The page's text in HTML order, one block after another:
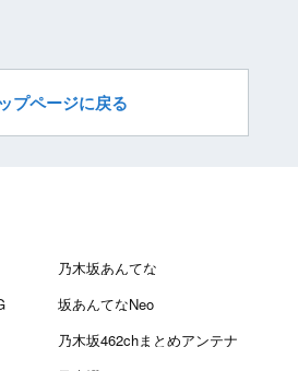
プページに戻る
乃木坂あんてな
坂あんてなNeo
乃木坂462chまとめアンテナ